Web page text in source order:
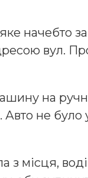
начебто
вул.
на
Авто не
місця,